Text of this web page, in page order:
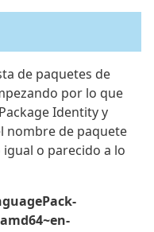
de paquetes de
por lo que
Identity y
nombre de paquete
o parecido a lo